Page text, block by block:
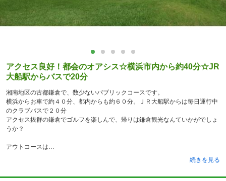
アクセス良好！都会のオアシス☆横浜市内から約40分☆JR
大船駅からバスで20分
湘南地区の古都鎌倉で、数少ないパブリックコースです。
横浜からお車で約４０分、都内からも約６０分。ＪＲ大船駅からは毎日運行中
のクラブバスで２０分
アクセス抜群の鎌倉でゴルフを楽しんで、帰りは鎌倉観光なんていかがでしょ
うか？
アウトコースは
続きを見る